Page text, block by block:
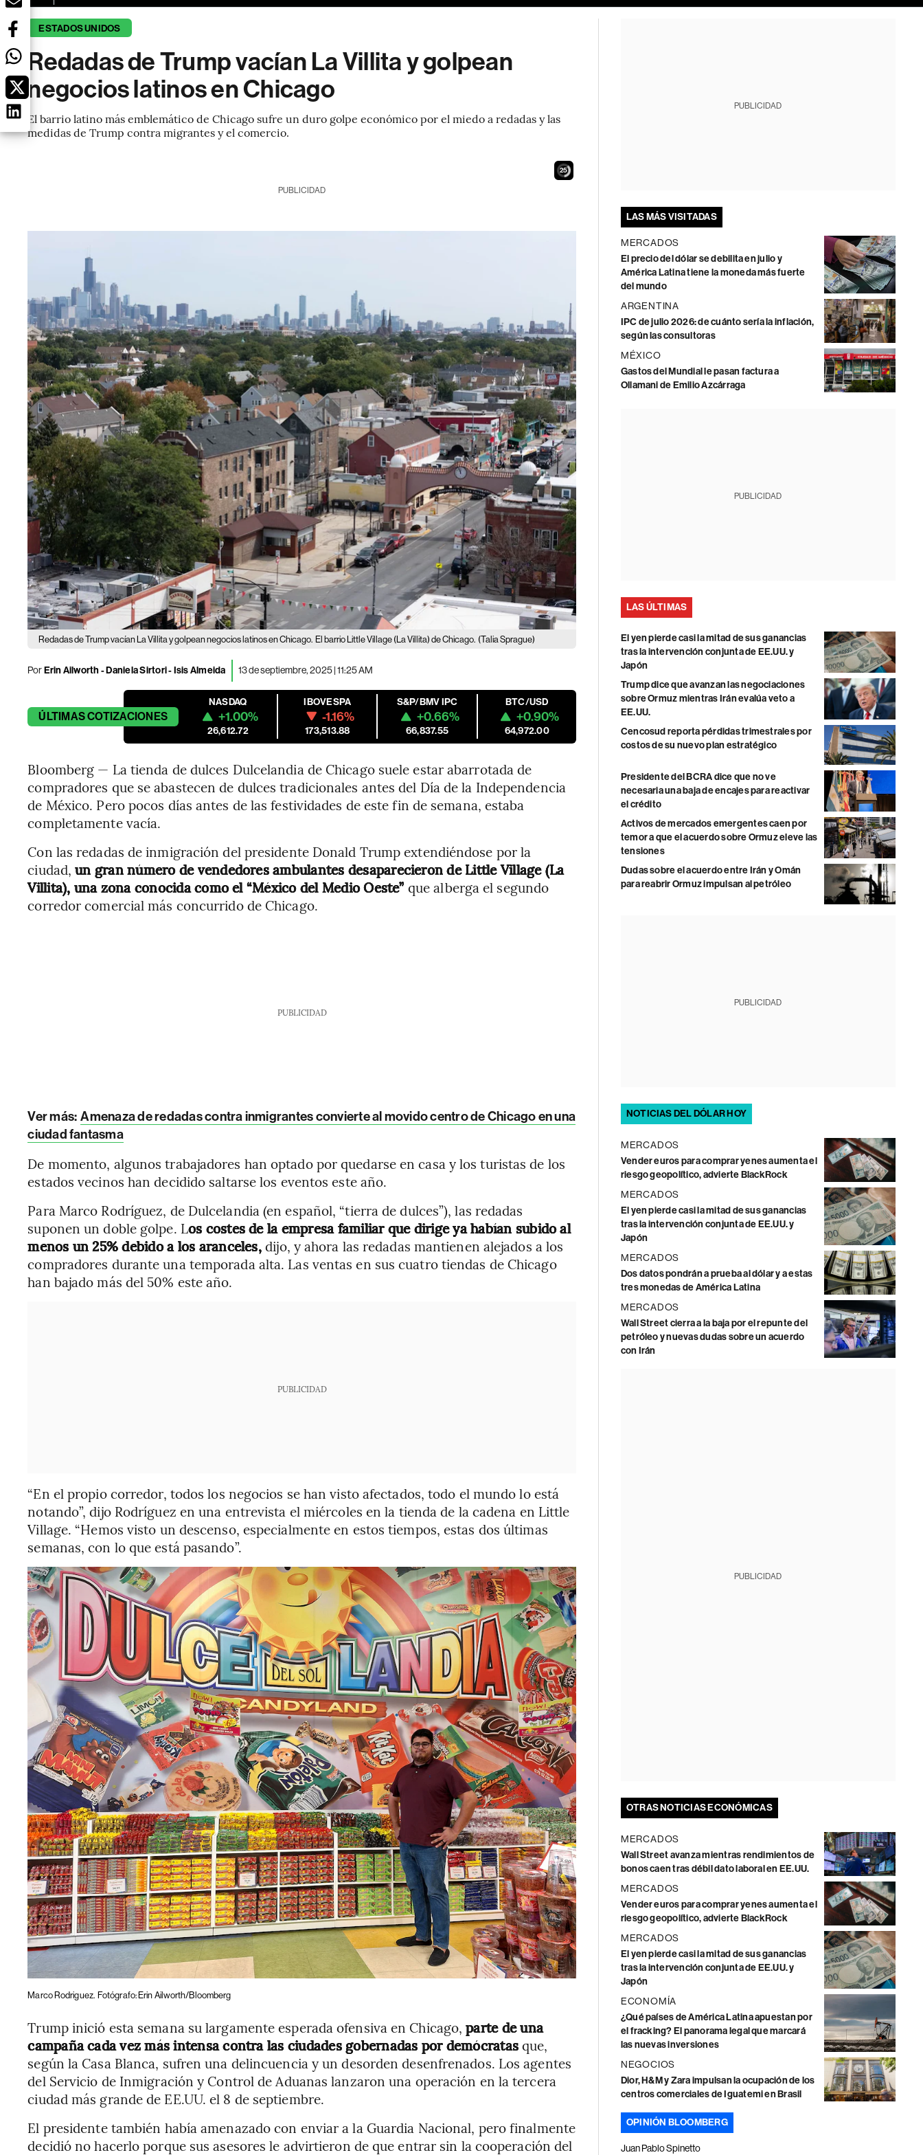
ESTADOS UNIDOS
Redadas de Trump vacían La Villita y golpean
negocios latinos en Chicago
El barrio latino más emblemático de Chicago sufre un duro golpe económico por el miedo a redadas y las
medidas de Trump contra migrantes y el comercio.
23
PUBLICIDAD
Redadas de Trump vacían La Villita y golpean negocios latinos en Chicago. El barrio Little Village (La Villita) de Chicago. (Talia Sprague)
PorErin Ailworth - Daniela Sirtori - Isis Almeida 13 de septiembre, 2025 | 11:25 AM
ÚLTIMASCOTIZACIONES
NASDAQ
+1.00%
26,612.72
IBOVESPA
-1.16%
173,513.88
S&P/BMV IPC
+0.66%
66,837.55
BTC/USD
+0.90%
64,972.00
Bloomberg — La tienda de dulces Dulcelandia de Chicago suele estar abarrotada de
compradores que se abastecen de dulces tradicionales antes del Día de la Independencia
de México. Pero pocos días antes de las festividades de este fin de semana, estaba
completamente vacía.
Con las redadas de inmigración del presidente Donald Trump extendiéndose por la
ciudad, un gran número de vendedores ambulantes desaparecieron de Little Village (La
Villita), una zona conocida como el “México del Medio Oeste” que alberga el segundo
corredor comercial más concurrido de Chicago.
PUBLICIDAD
Ver más: Amenaza de redadas contra inmigrantes convierte al movido centro de Chicago en una
ciudad fantasma
De momento, algunos trabajadores han optado por quedarse en casa y los turistas de los
estados vecinos han decidido saltarse los eventos este año.
Para Marco Rodríguez, de Dulcelandia (en español, “tierra de dulces”), las redadas
suponen un doble golpe. Los costes de la empresa familiar que dirige ya habían subido al
menos un 25% debido a los aranceles,dijo, y ahora las redadas mantienen alejados a los
compradores durante una temporada alta. Las ventas en sus cuatro tiendas de Chicago
han bajado más del 50% este año.
PUBLICIDAD
“En el propio corredor, todos los negocios se han visto afectados, todo el mundo lo está
notando”, dijo Rodríguez en una entrevista el miércoles en la tienda de la cadena en Little
Village. “Hemos visto un descenso, especialmente en estos tiempos, estas dos últimas
semanas, con lo que está pasando”.
Marco Rodriguez. Fotógrafo: Erin Ailworth/Bloomberg
Trump inició esta semana su largamente esperada ofensiva en Chicago,parte de una
campaña cada vez más intensa contra las ciudades gobernadas por demócratasque,
según la Casa Blanca, sufren una delincuencia y un desorden desenfrenados. Los agentes
del Servicio de Inmigración y Control de Aduanas lanzaron una operación en la tercera
ciudad más grande de EE.UU. el 8 de septiembre.
El presidente también había amenazado con enviar a la Guardia Nacional, pero finalmente
decidió no hacerlo porque sus asesores le advirtieron de que entrar sin la cooperación del
PUBLICIDAD
LAS MÁS VISITADAS
MERCADOS
El precio del dólar se debilita en julio y
América Latina tiene la moneda más fuerte
del mundo
ARGENTINA
IPC de julio 2026: de cuánto sería la inflación,
según las consultoras
MÉXICO
Gastos del Mundial le pasan factura a
Ollamani de Emilio Azcárraga
PUBLICIDAD
LAS ÚLTIMAS
El yen pierde casi la mitad de sus ganancias
tras la intervención conjunta de EE.UU. y
Japón
Trump dice que avanzan las negociaciones
sobre Ormuz mientras Irán evalúa veto a
EE.UU.
Cencosud reporta pérdidas trimestrales por
costos de su nuevo plan estratégico
Presidente del BCRA dice que no ve
necesaria una baja de encajes para reactivar
el crédito
Activos de mercados emergentes caen por
temor a que el acuerdo sobre Ormuz eleve las
tensiones
Dudas sobre el acuerdo entre Irán y Omán
para reabrir Ormuz impulsan al petróleo
PUBLICIDAD
NOTICIAS DEL DÓLAR HOY
MERCADOS
Vender euros para comprar yenes aumenta el
riesgo geopolítico, advierte BlackRock
MERCADOS
El yen pierde casi la mitad de sus ganancias
tras la intervención conjunta de EE.UU. y
Japón
MERCADOS
Dos datos pondrán a prueba al dólar y a estas
tres monedas de América Latina
MERCADOS
Wall Street cierra a la baja por el repunte del
petróleo y nuevas dudas sobre un acuerdo
con Irán
PUBLICIDAD
OTRAS NOTICIAS ECONÓMICAS
MERCADOS
Wall Street avanza mientras rendimientos de
bonos caen tras débil dato laboral en EE.UU.
MERCADOS
Vender euros para comprar yenes aumenta el
riesgo geopolítico, advierte BlackRock
MERCADOS
El yen pierde casi la mitad de sus ganancias
tras la intervención conjunta de EE.UU. y
Japón
ECONOMÍA
¿Qué países de América Latina apuestan por
el fracking? El panorama legal que marcará
las nuevas inversiones
NEGOCIOS
Dior, H&M y Zara impulsan la ocupación de los
centros comerciales de Iguatemi en Brasil
OPINIÓN BLOOMBERG
Juan Pablo Spinetto